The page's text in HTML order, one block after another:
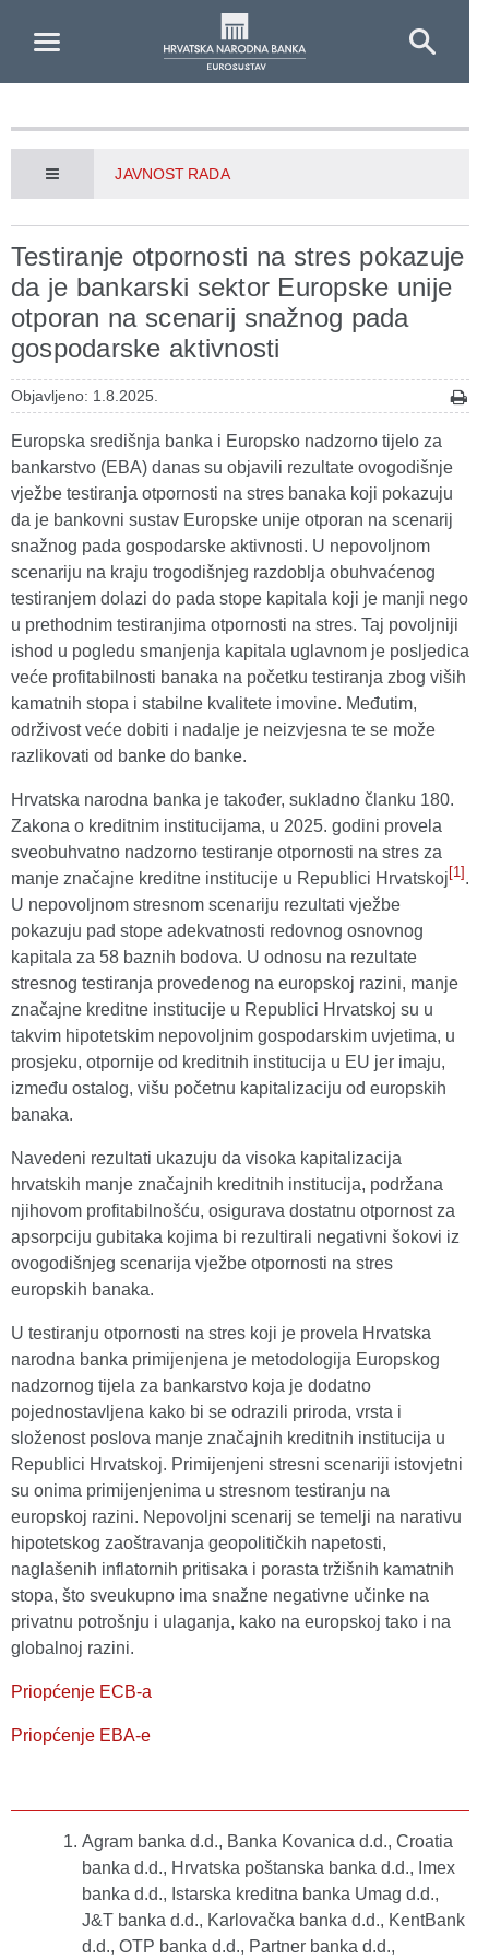
JAVNOST RADA
Testiranje otpornosti na stres pokazuje
da je bankarski sektor Europske unije
otporan na scenarij snažnog pada
gospodarske aktivnosti
Objavljeno: 1.8.2025.
Europska središnja banka i Europsko nadzorno tijelo za
bankarstvo (EBA) danas su objavili rezultate ovogodišnje
vježbe testiranja otpornosti na stres banaka koji pokazuju
da je bankovni sustav Europske unije otporan na scenarij
snažnog pada gospodarske aktivnosti. U nepovoljnom
scenariju na kraju trogodišnjeg razdoblja obuhvaćenog
testiranjem dolazi do pada stope kapitala koji je manji nego
u prethodnim testiranjima otpornosti na stres. Taj povoljniji
ishod u pogledu smanjenja kapitala uglavnom je posljedica
veće profitabilnosti banaka na početku testiranja zbog viših
kamatnih stopa i stabilne kvalitete imovine. Međutim,
održivost veće dobiti i nadalje je neizvjesna te se može
razlikovati od banke do banke.
Hrvatska narodna banka je također, sukladno članku 180.
Zakona o kreditnim institucijama, u 2025. godini provela
sveobuhvatno nadzorno testiranje otpornosti na stres za
manje značajne kreditne institucije u Republici Hrvatskoj [1] .
U nepovoljnom stresnom scenariju rezultati vježbe
pokazuju pad stope adekvatnosti redovnog osnovnog
kapitala za 58 baznih bodova. U odnosu na rezultate
stresnog testiranja provedenog na europskoj razini, manje
značajne kreditne institucije u Republici Hrvatskoj su u
takvim hipotetskim nepovoljnim gospodarskim uvjetima, u
prosjeku, otpornije od kreditnih institucija u EU jer imaju,
između ostalog, višu početnu kapitalizaciju od europskih
banaka.
Navedeni rezultati ukazuju da visoka kapitalizacija
hrvatskih manje značajnih kreditnih institucija, podržana
njihovom profitabilnošću, osigurava dostatnu otpornost za
apsorpciju gubitaka kojima bi rezultirali negativni šokovi iz
ovogodišnjeg scenarija vježbe otpornosti na stres
europskih banaka.
U testiranju otpornosti na stres koji je provela Hrvatska
narodna banka primijenjena je metodologija Europskog
nadzornog tijela za bankarstvo koja je dodatno
pojednostavljena kako bi se odrazili priroda, vrsta i
složenost poslova manje značajnih kreditnih institucija u
Republici Hrvatskoj. Primijenjeni stresni scenariji istovjetni
su onima primijenjenima u stresnom testiranju na
europskoj razini. Nepovoljni scenarij se temelji na narativu
hipotetskog zaoštravanja geopolitičkih napetosti,
naglašenih inflatornih pritisaka i porasta tržišnih kamatnih
stopa, što sveukupno ima snažne negativne učinke na
privatnu potrošnju i ulaganja, kako na europskoj tako i na
globalnoj razini.
Priopćenje ECB-a
Priopćenje EBA-e
Agram banka d.d., Banka Kovanica d.d., Croatia
banka d.d., Hrvatska poštanska banka d.d., Imex
banka d.d., Istarska kreditna banka Umag d.d.,
J&T banka d.d., Karlovačka banka d.d., KentBank
d.d., OTP banka d.d., Partner banka d.d.,